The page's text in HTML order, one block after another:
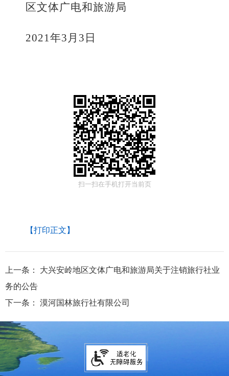
区文体广电和旅游局
2021 年3月3日
扫一扫在手机打开当前页
【打印正文】
上一条：
大兴安岭地区文体广电和旅游局关于注销旅行社业
务的公告
下一条：
漠河国林旅行社有限公司